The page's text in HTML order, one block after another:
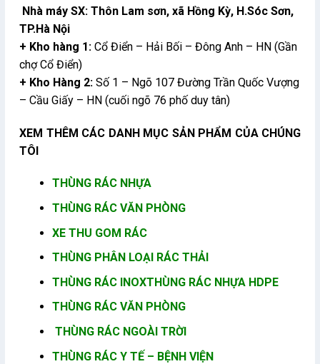
Nhà máy SX: Thôn Lam sơn, xã Hồng Kỳ, H.Sóc Sơn,
TP.Hà Nội
+ Kho hàng 1: Cổ Điển – Hải Bối – Đông Anh – HN (Gần
chợ Cổ Điển)
+ Kho Hàng 2: Số 1 – Ngõ 107 Đường Trần Quốc Vượng
– Cầu Giấy – HN (cuối ngõ 76 phố duy tân)
XEM THÊM CÁC DANH MỤC SẢN PHẨM CỦA CHÚNG
TÔI
THÙNG RÁC NHỰA
THÙNG RÁC VĂN PHÒNG
XE THU GOM RÁC
THÙNG PHÂN LOẠI RÁC THẢI
THÙNG RÁC INOXTHÙNG RÁC NHỰA HDPE
THÙNG RÁC VĂN PHÒNG
THÙNG RÁC NGOÀI TRỜI
THÙNG RÁC Y TẾ – BỆNH VIỆN